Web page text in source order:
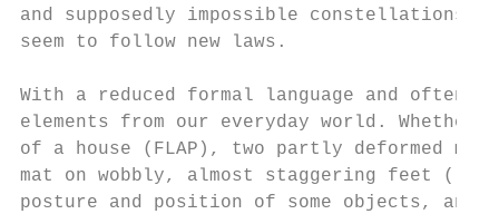
and supposedly impossible constellations
seem to follow new laws.
With a reduced formal language and
elements from our everyday world.
of a house (FLAP), two partly deformed
mat on wobbly, almost staggering feet
posture and position of some objects, an